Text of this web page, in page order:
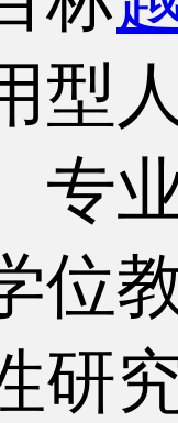
型
专
位
研